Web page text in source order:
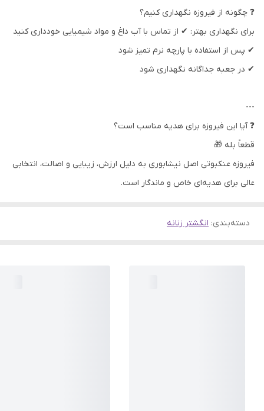
❓ چگونه از فیروزه نگهداری کنیم؟
برای نگهداری بهتر: ✔ از تماس با آب داغ و مواد شیمیایی خودداری کنید
✔ پس از استفاده با پارچه نرم تمیز شود
✔ در جعبه جداگانه نگهداری شود
---
❓ آیا این فیروزه برای هدیه مناسب است؟
قطعاً بله 🎁
فیروزه عنکبوتی اصل نیشابوری به دلیل ارزش، زیبایی و اصالت، انتخابی
عالی برای هدیه‌ای خاص و ماندگار است.
دسته‌بندی: انگشتر زنانه